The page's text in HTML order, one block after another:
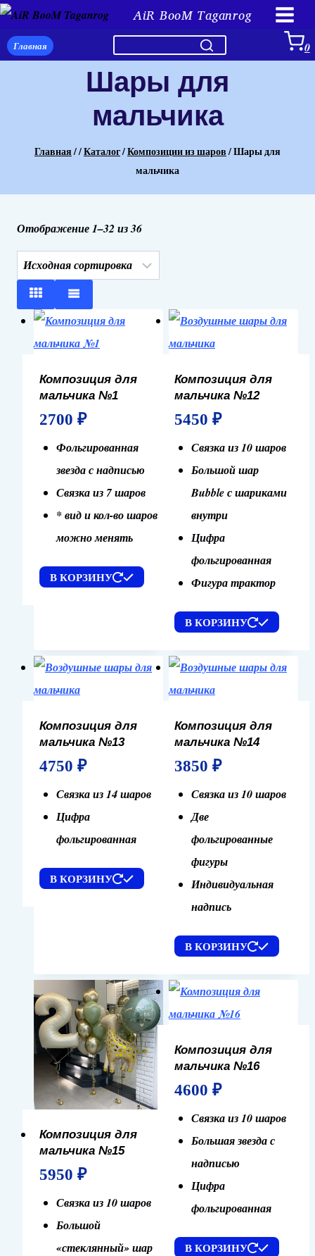
Перейти
содержимому
AiR BooM Taganrog
Главная 0
Шары для
мальчика
Главная//Каталог/Композиции из шаров /Шары для
мальчика
Отображение 1–32 из 36
Композиция для
мальчика №1
2700 ₽
Фольгированная
звезда с надписью
Связка из 7 шаров
* вид и кол-во шаров
можно менять
В КОРЗИНУ
Композиция для
мальчика №12
5450 ₽
Связка из 10 шаров
Большой шар
Bubble с шариками
внутри
Цифра
фольгированная
Фигура трактор
В КОРЗИНУ
Композиция для
мальчика №13
4750 ₽
Связка из 14 шаров
Цифра
фольгированная
В КОРЗИНУ
Композиция для
мальчика №14
3850 ₽
Связка из 10 шаров
Две
фольгированные
фигуры
Индивидуальная
надпись
В КОРЗИНУ
Композиция для
мальчика №15
5950 ₽
Связка из 10 шаров
Большой
«стеклянный» шар
Композиция для
мальчика №16
4600 ₽
Связка из 10 шаров
Большая звезда с
надписью
Цифра
фольгированная
В КОРЗИНУ